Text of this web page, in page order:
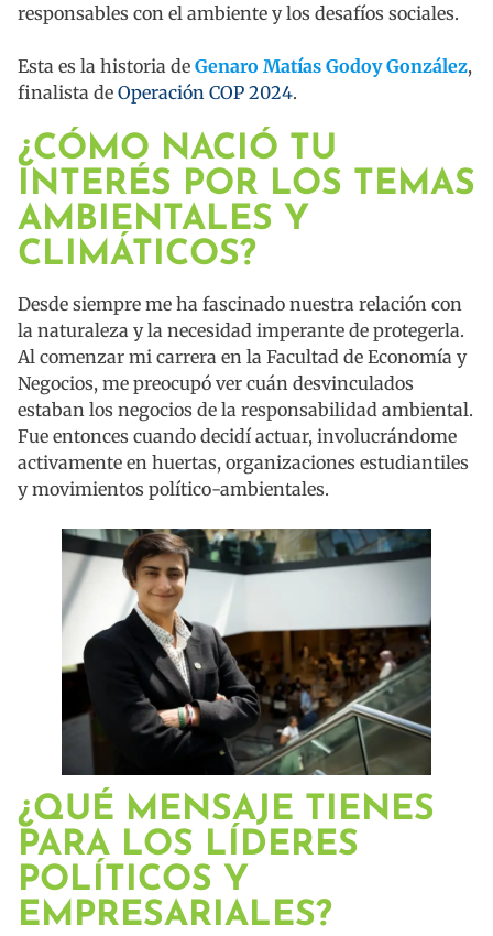
responsables con el ambiente y los desafíos sociales.
Esta es la historia de Genaro Matías Godoy González,
finalista de Operación COP 2024.
¿CÓMO NACIÓ TU
INTERÉS POR LOS TEMAS
AMBIENTALES Y
CLIMÁTICOS?
Desde siempre me ha fascinado nuestra relación con
la naturaleza y la necesidad imperante de protegerla.
Al comenzar mi carrera en la Facultad de Economía y
Negocios, me preocupó ver cuán desvinculados
estaban los negocios de la responsabilidad ambiental.
Fue entonces cuando decidí actuar, involucrándome
activamente en huertas, organizaciones estudiantiles
y movimientos político-ambientales.
¿QUÉ MENSAJE TIENES
PARA LOS LÍDERES
POLÍTICOS Y
EMPRESARIALES?